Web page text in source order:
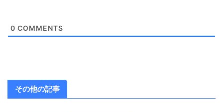
0 COMMENTS
その他の記事